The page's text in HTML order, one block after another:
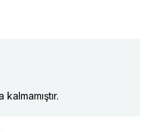
kalmamıştır.